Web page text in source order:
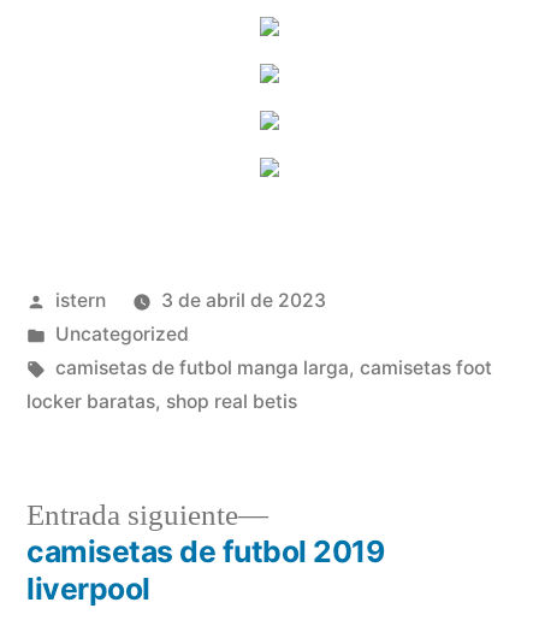
Publicado
por
istern
3 de abril de 2023
Publicado
en
Uncategorized
Etiquetas:
camisetas de futbol manga larga, camisetas foot
locker baratas, shop real betis
Navegación
Entrada siguiente
Entrada
siguiente:
camisetas de futbol 2019
liverpool